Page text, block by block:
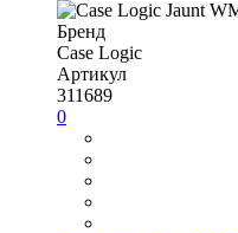
Бренд
Case Logic
Артикул
311689
0